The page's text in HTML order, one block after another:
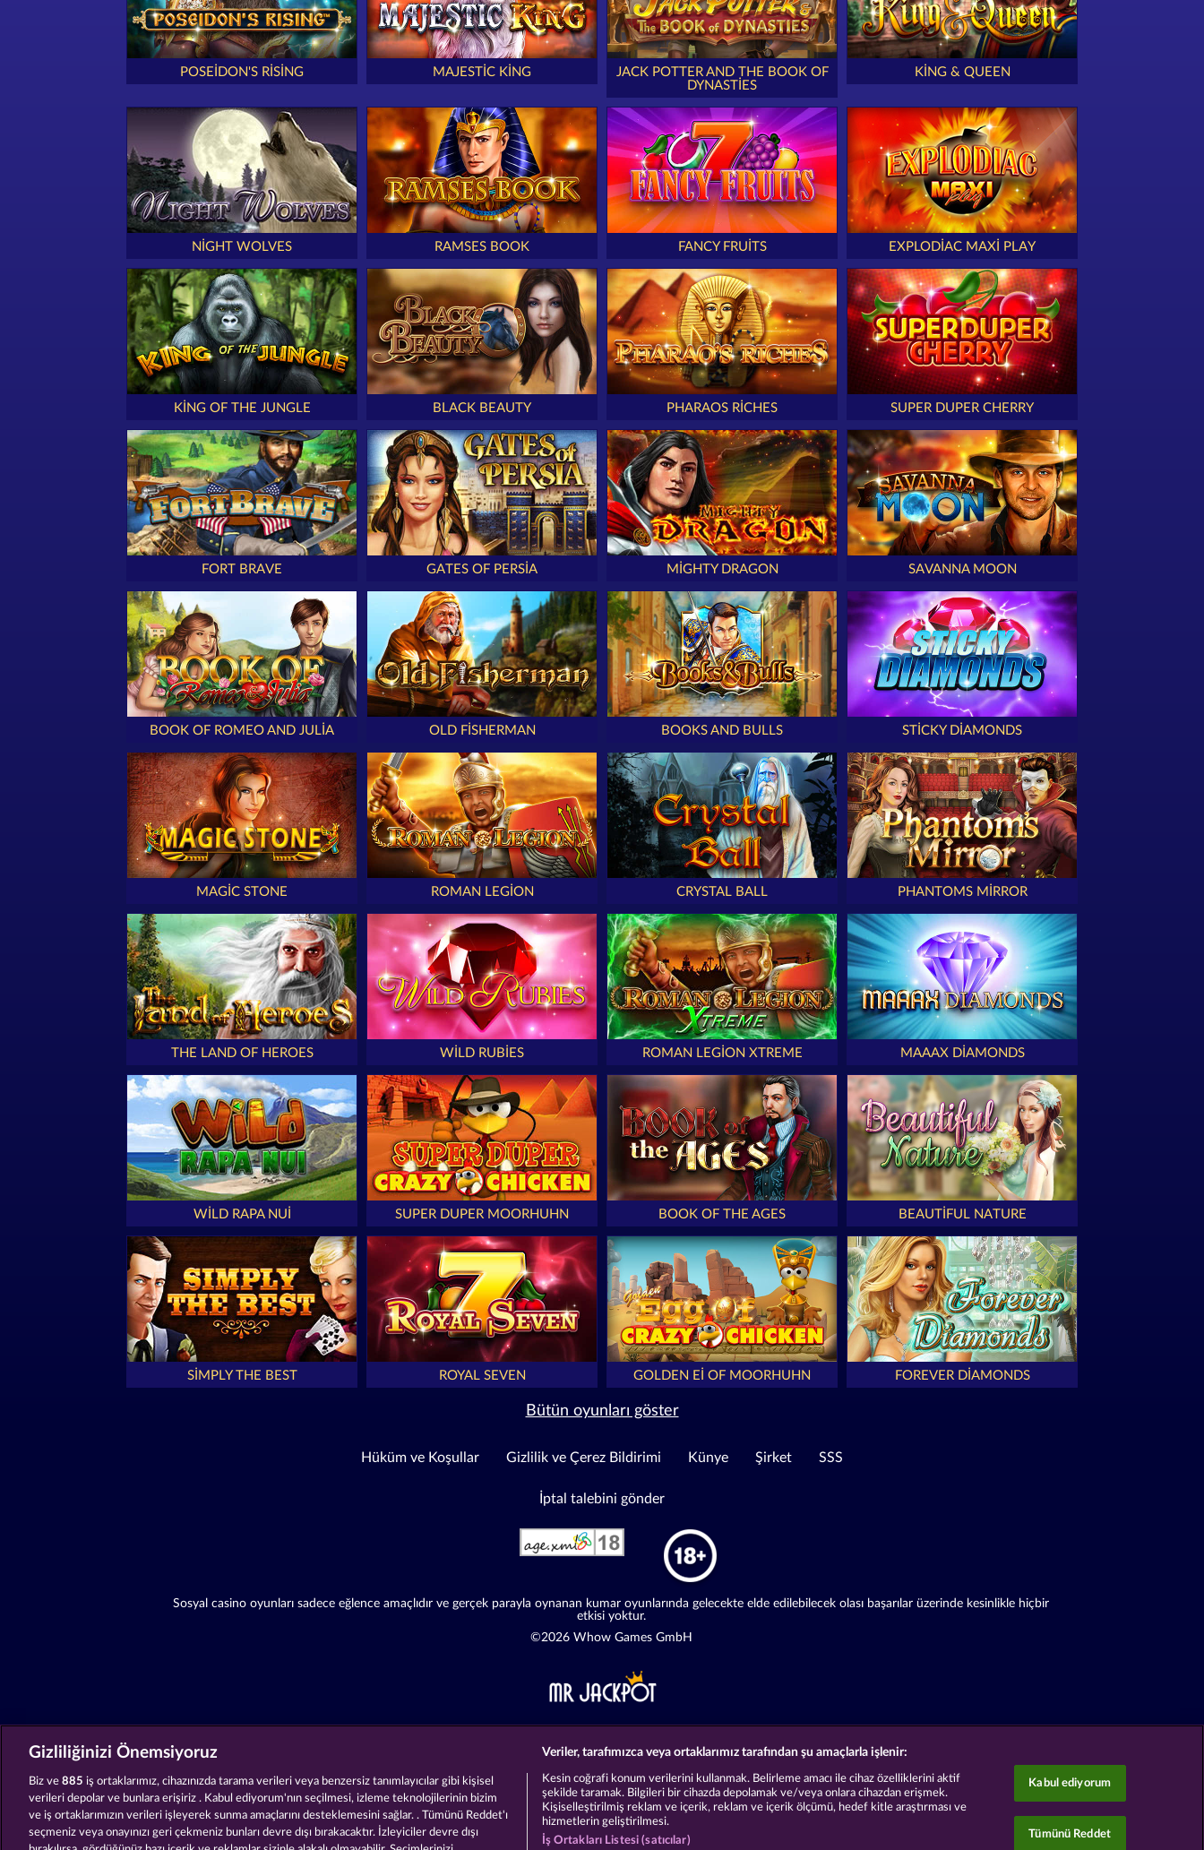
POSEIDON'S RISING MAJESTIC KING
JACK POTTER AND THE BOOK OF
DYNASTIES
KING & QUEEN
NIGHT WOLVES RAMSES BOOK FANCY FRUITS EXPLODIAC MAXI PLAY
KING OF THE JUNGLE BLACK BEAUTY PHARAOS RICHES SUPER DUPER CHERRY
FORT BRAVE GATES OF PERSIA MIGHTY DRAGON SAVANNA MOON
BOOK OF ROMEO AND JULIA OLD FISHERMAN BOOKS AND BULLS STICKY DIAMONDS
MAGIC STONE ROMAN LEGION CRYSTAL BALL PHANTOMS MIRROR
THE LAND OF HEROES WILD RUBIES ROMAN LEGION XTREME MAAAX DIAMONDS
WILD RAPA NUI SUPER DUPER MOORHUHN BOOK OF THE AGES BEAUTIFUL NATURE
SIMPLY THE BEST ROYAL SEVEN GOLDEN EI OF MOORHUHN FOREVER DIAMONDS
Bütün oyunları göster
Hüküm ve Koşullar Gizlilik ve Çerez Bildirimi Künye Şirket SSS
İptal talebini gönder
Sosyal casino oyunları sadece eğlence amaçlıdır ve gerçek parayla oynanan kumar oyunlarında gelecekte elde edilebilecek olası başarılar üzerinde kesinlikle hiçbir
etkisi yoktur.
©2026 Whow Games GmbH
Gizliliğinizi Önemsiyoruz
Biz ve 885 iş ortaklarımız, cihazınızda tarama verileri veya benzersiz tanımlayıcılar gibi kişisel
verileri depolar ve bunlara erişiriz . Kabul ediyorum'nın seçilmesi, izleme teknolojilerinin bizim
ve iş ortaklarımızın verileri işleyerek sunma amaçlarını desteklemesini sağlar. . Tümünü Reddet'ı
seçmeniz veya onayınızı geri çekmeniz bunları devre dışı bırakacaktır. İzleyiciler devre dışı
Veriler, tarafımızca veya ortaklarımız tarafından şu amaçlarla işlenir:
Kesin coğrafi konum verilerini kullanmak. Belirleme amacı ile cihaz özelliklerini aktif
şekilde taramak. Bilgileri bir cihazda depolamak ve/veya onlara cihazdan erişmek.
Kişiselleştirilmiş reklam ve içerik, reklam ve içerik ölçümü, hedef kitle araştırması ve
hizmetlerin geliştirilmesi.
İş Ortakları Listesi (satıcılar)
Kabul ediyorum
Tümünü Reddet